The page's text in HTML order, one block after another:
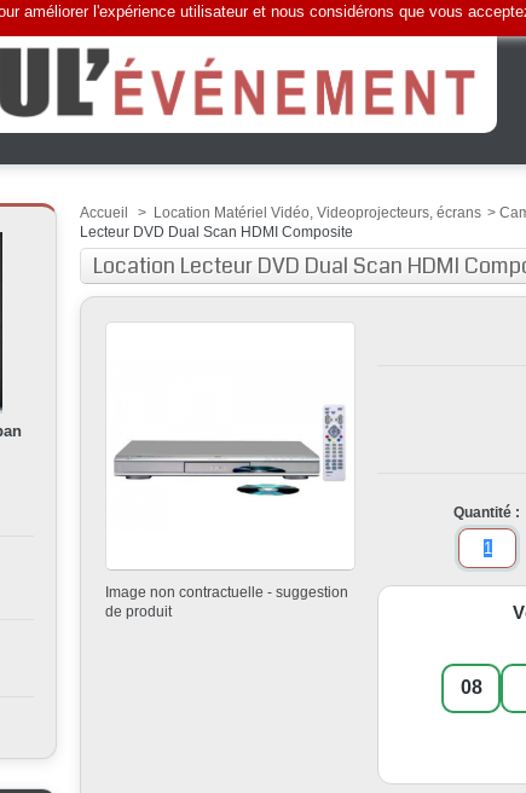
améliorer l'expérience utilisateur et nous considérons que vous
Accueil > Location Matériel Vidéo, Videoprojecteurs, écrans >
Lecteur DVD Dual Scan HDMI Composite
Location Lecteur DVD Dual Scan HDMI
Image non contractuelle - suggestion
de produit
Quantité :